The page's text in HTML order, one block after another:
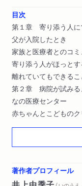
目次
第１章 寄り添う人に
父が入院したとき
家族と医療者とのコ
寄り添う人がほっとす
離れていてもできるこ
第２章 病院が試みる
なの医療センター
赤ちゃんとこどものク
ホスピタルアートデ
著作者プロフィール